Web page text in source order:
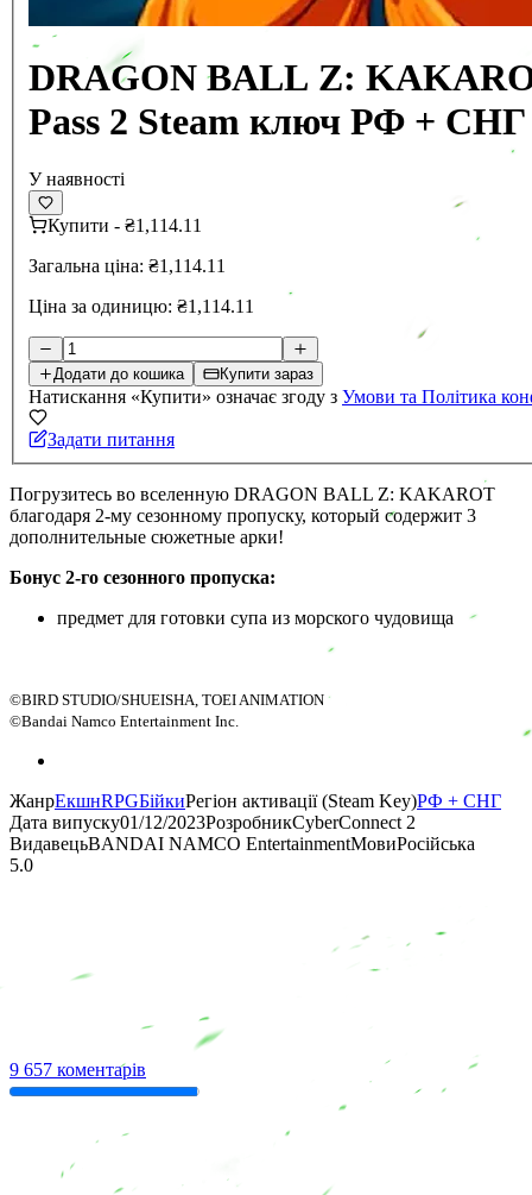
DRAGON BALL Z:
Pass 2 Steam ключ РФ + СНГ
У наявності
Купити - ₴1,114.11
Загальна ціна: ₴1,114.11
Ціна за одиницю: ₴1,114.11
Додати до кошика Купити зараз
Натискання «Купити» означає згоду з Умови та Політика
Задати питання
Погрузитесь во вселенную DRAGON BALL Z: KAKAROT
благодаря 2-му сезонному пропуску, который содержит 3
дополнительные сюжетные арки!
Бонус 2-го сезонного пропуска:
предмет для готовки супа из морского чудовища
©BIRD STUDIO/SHUEISHA, TOEI ANIMATION
©Bandai Namco Entertainment Inc.
ЖанрЕкшнRPGБійкиРегіон активації (Steam Key)РФ + СНГ
Дата випуску01/12/2023РозробникCyberConnect 2
ВидавецьBANDAI NAMCO EntertainmentМовиРосійська
5.0
9 657 коментарів